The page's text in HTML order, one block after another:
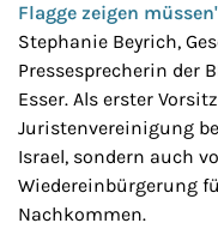
Flagge zeigen
Stephanie Beyrich,
Pressesprecherin der
Esser. Als erster
Juristenvereinigung
Israel, sondern auch
Wiedereinbürgerung
Nachkommen.